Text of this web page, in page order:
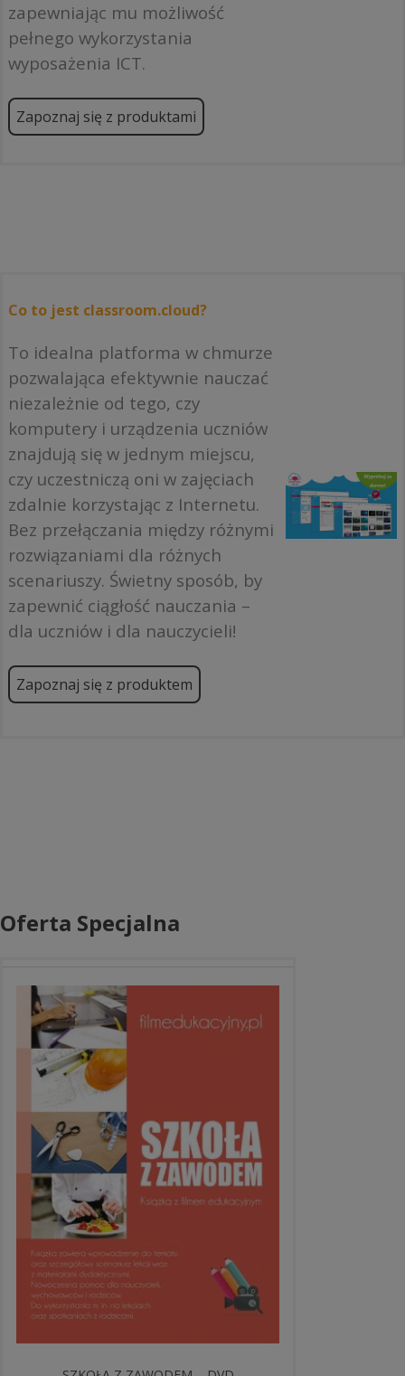
zapewniając mu możliwość
pełnego wykorzystania
wyposażenia ICT.
Zapoznaj się z produktami
Co to jest classroom.cloud?
To idealna platforma w chmurze
pozwalająca efektywnie nauczać
niezależnie od tego, czy
komputery i urządzenia uczniów
znajdują się w jednym miejscu,
czy uczestniczą oni w zajęciach
zdalnie korzystając z Internetu.
Bez przełączania między różnymi
rozwiązaniami dla różnych
scenariuszy. Świetny sposób, by
zapewnić ciągłość nauczania –
dla uczniów i dla nauczycieli!
Zapoznaj się z produktem
Oferta Specjalna